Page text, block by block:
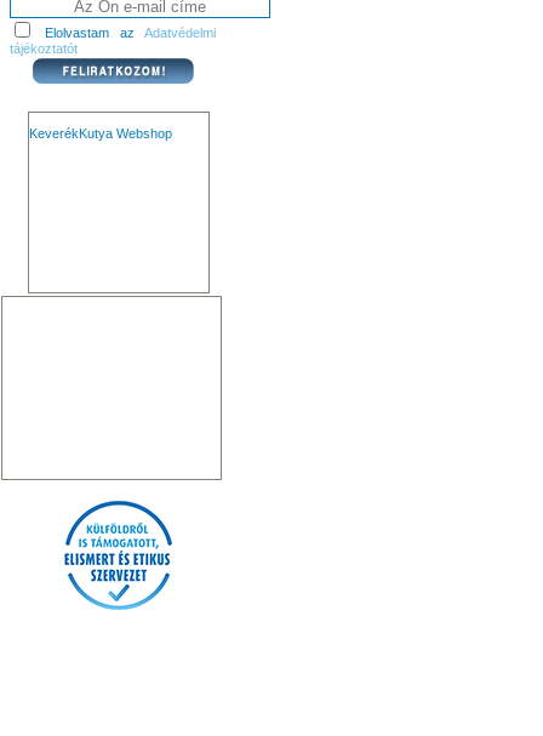
Elolvastam az Adatvédelmi
tájékoztatót
KeverékKutya Webshop